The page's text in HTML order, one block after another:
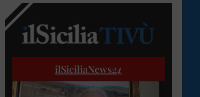
ilSiciliaNews24